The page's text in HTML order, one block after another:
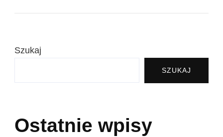
Szukaj
SZUKAJ
Ostatnie wpisy